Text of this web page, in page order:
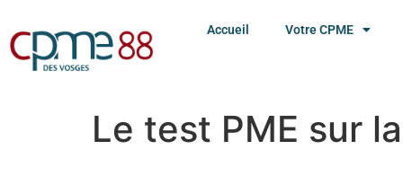
Accueil Votre CPME
Le test PME sur